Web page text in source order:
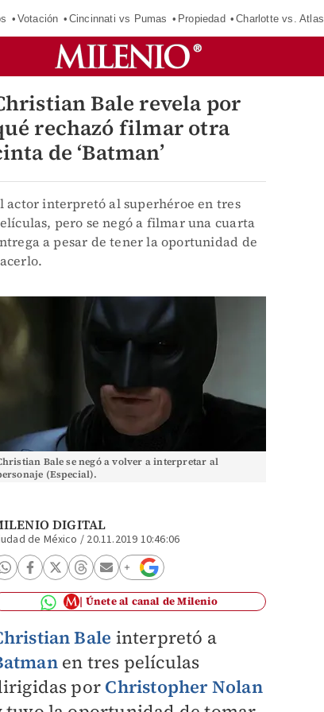
Votación Cincinnati vs Pumas Propiedad Charlotte vs. Atlas
Bale revela por
rechazó filmar otra
de ‘Batman’
actor interpretó al superhéroe en tres
pero se negó a filmar una cuarta
a pesar de tener la oportunidad de
Bale se negó a volver a interpretar al
(Especial).
DIGITAL
de México / 20.11.2019 10:46:06
Únete al canal de Milenio
Bale interpretó a
en tres películas
porChristopher Nolan